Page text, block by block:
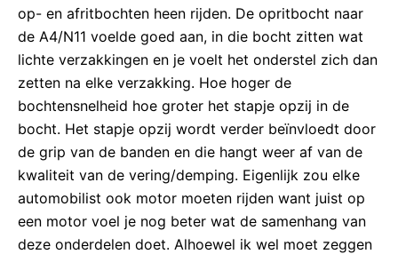
op- en afritbochten heen rijden. De opritbocht naar
de A4/N11 voelde goed aan, in die bocht zitten wat
lichte verzakkingen en je voelt het onderstel zich dan
zetten na elke verzakking. Hoe hoger de
bochtensnelheid hoe groter het stapje opzij in de
bocht. Het stapje opzij wordt verder beïnvloedt door
de grip van de banden en die hangt weer af van de
kwaliteit van de vering/demping. Eigenlijk zou elke
automobilist ook motor moeten rijden want juist op
een motor voel je nog beter wat de samenhang van
deze onderdelen doet. Alhoewel ik wel moet zeggen